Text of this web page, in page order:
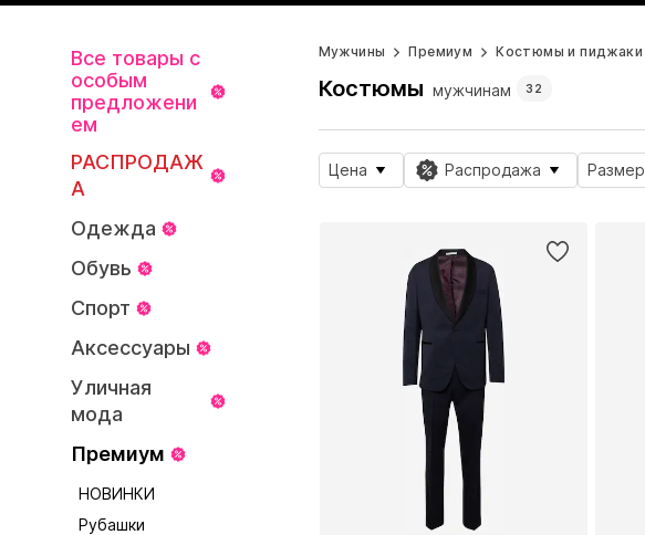
Все товары с
особым
предложени
ем
РАСПРОДАЖ
А
Одежда
Обувь
Спорт
Аксессуары
Уличная
мода
Премиум
НОВИНКИ
Рубашки
Мужчины Премиум Костюмы и пиджаки
Костюмы мужчинам 32
Цена Распродажа Размер